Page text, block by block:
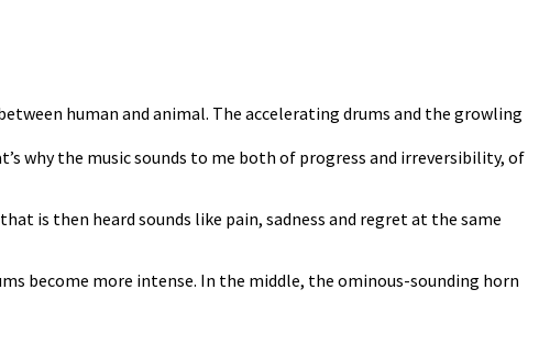
human and animal. The accelerating drums and the growling
why the music sounds to me both of progress and irreversibility, of
is then heard sounds like pain, sadness and regret at the same
become more intense. In the middle, the ominous-sounding horn